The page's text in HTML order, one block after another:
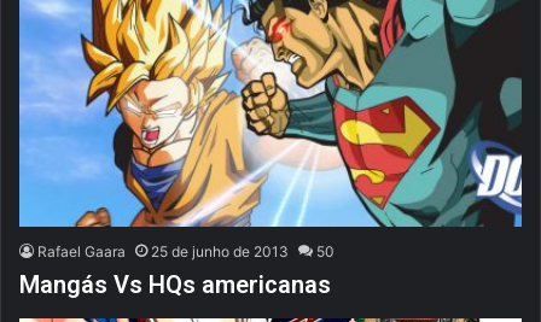
Rafael Gaara 25 de junho de 2013 50
Mangás Vs HQs americanas